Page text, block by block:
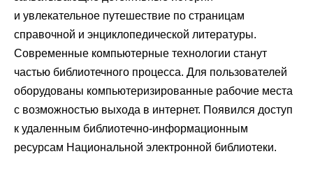
и увлекательное путешествие по страницам
справочной и энциклопедической литературы.
Современные компьютерные технологии станут
частью библиотечного процесса. Для пользователей
оборудованы компьютеризированные рабочие места
с возможностью выхода в интернет. Появился доступ
к удаленным библиотечно-информационным
ресурсам Национальной электронной библиотеки.